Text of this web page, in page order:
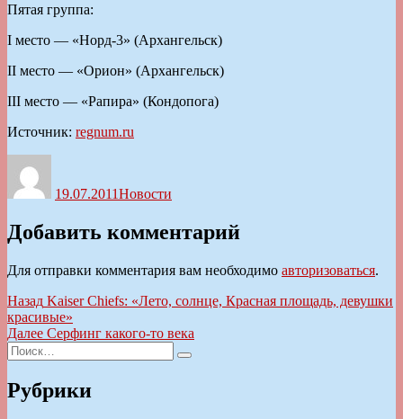
Пятая группа:
I место — «Норд-3» (Архангельск)
II место — «Орион» (Архангельск)
III место — «Рапира» (Кондопога)
Источник: regnum.ru
19.07.2011Новости
Добавить комментарий
Для отправки комментария вам необходимо авторизоваться.
Навигация
по
записям
Назад Предыдущая
запись:
Kaiser Chiefs: «Лето, солнце, Красная площадь, девушки
красивые»
Далее Следующая
Серфинг какого-то века
Искать:
Поиск
Рубрики